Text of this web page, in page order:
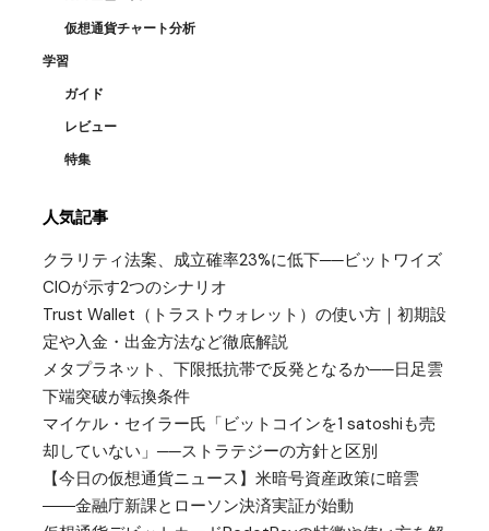
仮想通貨チャート分析
学習
ガイド
レビュー
特集
人気記事
クラリティ法案、成立確率23%に低下──ビットワイズ
CIOが示す2つのシナリオ
Trust Wallet（トラストウォレット）の使い方｜初期設
定や入金・出金方法など徹底解説
メタプラネット、下限抵抗帯で反発となるか──日足雲
下端突破が転換条件
マイケル・セイラー氏「ビットコインを1 satoshiも売
却していない」──ストラテジーの方針と区別
【今日の仮想通貨ニュース】米暗号資産政策に暗雲
――金融庁新課とローソン決済実証が始動